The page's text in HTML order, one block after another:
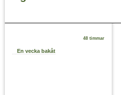
48 timmar
En vecka bakåt